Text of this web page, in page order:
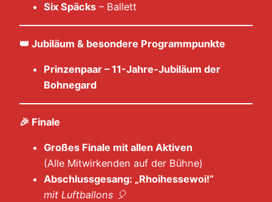
Six Späcks – Ballett
👑 Jubiläum & besondere Programmpunkte
Prinzenpaar – 11-Jahre-Jubiläum der
Bohnegard
🎉 Finale
Großes Finale mit allen Aktiven
(Alle Mitwirkenden auf der Bühne)
Abschlussgesang: „Rhoihessewoi!“
mit Luftballons 🎈